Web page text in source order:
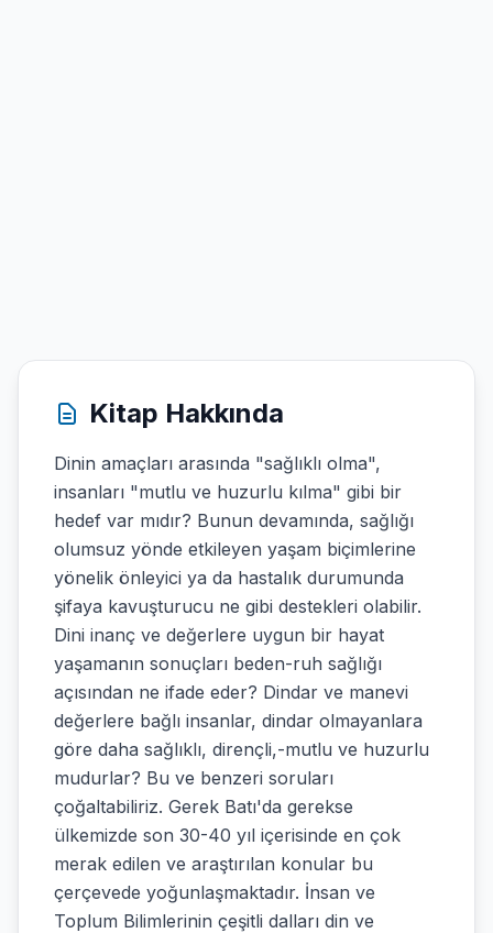
Kitap Hakkında
Dinin amaçları arasında "sağlıklı olma",
insanları "mutlu ve huzurlu kılma" gibi bir
hedef var mıdır? Bunun devamında, sağlığı
olumsuz yönde etkileyen yaşam biçimlerine
yönelik önleyici ya da hastalık durumunda
şifaya kavuşturucu ne gibi destekleri olabilir.
Dini inanç ve değerlere uygun bir hayat
yaşamanın sonuçları beden-ruh sağlığı
açısından ne ifade eder? Dindar ve manevi
değerlere bağlı insanlar, dindar olmayanlara
göre daha sağlıklı, dirençli,-mutlu ve huzurlu
mudurlar? Bu ve benzeri soruları
çoğaltabiliriz. Gerek Batı'da gerekse
ülkemizde son 30-40 yıl içerisinde en çok
merak edilen ve araştırılan konular bu
çerçevede yoğunlaşmaktadır. İnsan ve
Toplum Bilimlerinin çeşitli dalları din ve